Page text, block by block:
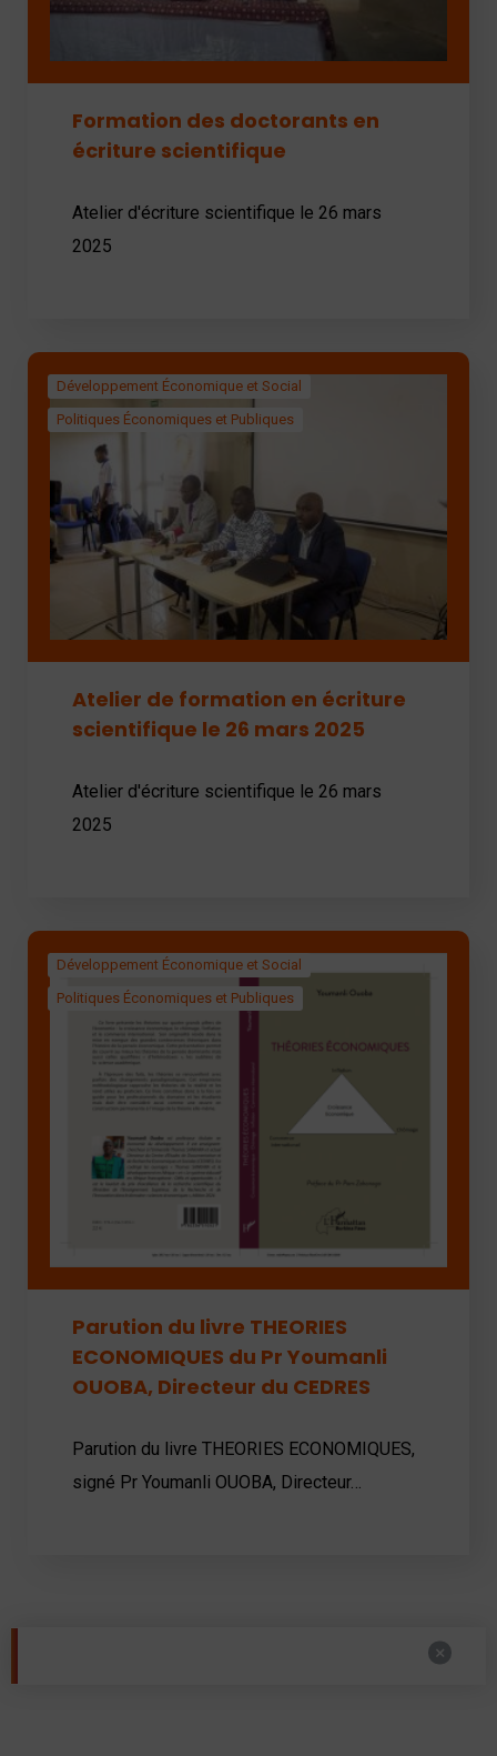
Formation des doctorants en
écriture scientifique
Atelier d'écriture scientifique le 26 mars
2025
Développement Économique et Social
Politiques Économiques et Publiques
Atelier de formation en écriture
scientifique le 26 mars 2025
Atelier d'écriture scientifique le 26 mars
2025
Développement Économique et Social
Politiques Économiques et Publiques
Parution du livre THEORIES
ECONOMIQUES du Pr Youmanli
OUOBA, Directeur du CEDRES
Parution du livre THEORIES ECONOMIQUES,
signé Pr Youmanli OUOBA, Directeur…